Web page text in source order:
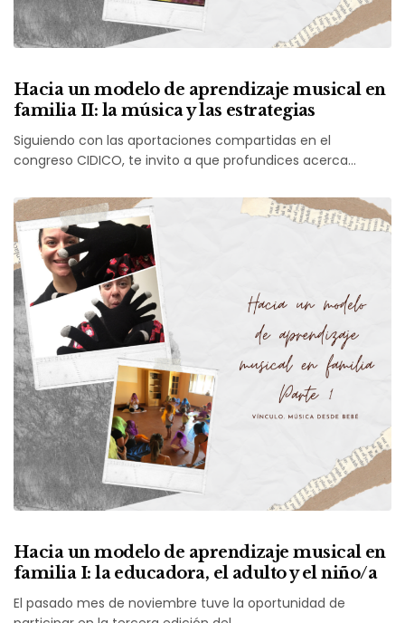
Hacia un modelo de aprendizaje musical en
familia II: la música y las estrategias
Siguiendo con las aportaciones compartidas en el
congreso CIDICO, te invito a que profundices acerca…
Hacia un modelo de aprendizaje musical en
familia I: la educadora, el adulto y el niño/a
El pasado mes de noviembre tuve la oportunidad de